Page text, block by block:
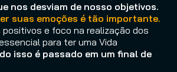
nos desviam de nosso objetivos.
suas emoções é tão importante.
positivos e foco na realização dos
para ter uma Vida
isso é passado em um final de